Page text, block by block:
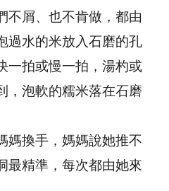
不屑、也不肯做，都由
過水的米放入石磨的孔
一拍或慢一拍，湯杓或
，泡軟的糯米落在石磨
媽換手，媽媽說她推不
最精準，每次都由她來